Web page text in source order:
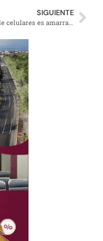
SIGUIENTE
Ladrón de celulares es amarrado a un árbol en Morelia